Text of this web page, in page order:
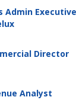
Admin Executive
Director
Analyst